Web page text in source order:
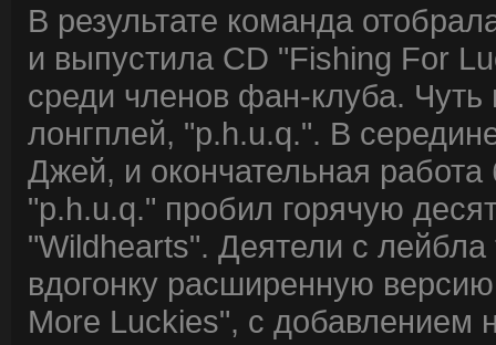
В результате команда
и выпустила CD "Fishing For
среди членов фан-клуба.
лонгплей, "p.h.u.q.". В
Джей, и окончательная
"p.h.u.q." пробил горячую
"Wildhearts". Деятели с
вдогонку расширенную
More Luckies", с добавлением